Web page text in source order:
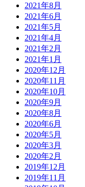
2021年8月
2021年6月
2021年5月
2021年4月
2021年2月
2021年1月
2020年12月
2020年11月
2020年10月
2020年9月
2020年8月
2020年6月
2020年5月
2020年3月
2020年2月
2019年12月
2019年11月